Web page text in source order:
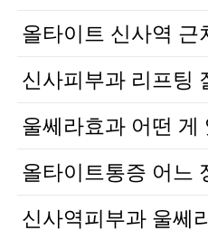
올타이트 신사역 근
신사피부과 리프팅
울쎄라효과 어떤 게
올타이트통증 어느
신사역피부과 울쎄